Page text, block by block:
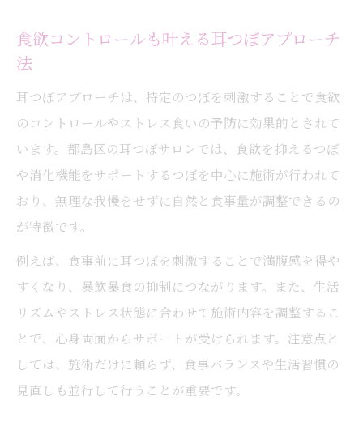
食欲コントロールも叶える耳つぼアプローチ
法
耳つぼアプローチは、特定のつぼを刺激することで食欲
のコントロールやストレス食いの予防に効果的とされて
います。都島区の耳つぼサロンでは、食欲を抑えるつぼ
や消化機能をサポートするつぼを中心に施術が行われて
おり、無理な我慢をせずに自然と食事量が調整できるの
が特徴です。
例えば、食事前に耳つぼを刺激することで満腹感を得や
すくなり、暴飲暴食の抑制につながります。また、生活
リズムやストレス状態に合わせて施術内容を調整するこ
とで、心身両面からサポートが受けられます。注意点と
しては、施術だけに頼らず、食事バランスや生活習慣の
見直しも並行して行うことが重要です。